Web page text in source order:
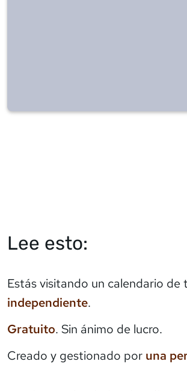
Lee esto:
Estás visitando un calendario de
independiente.
Gratuito. Sin ánimo de lucro.
Creado y gestionado por una